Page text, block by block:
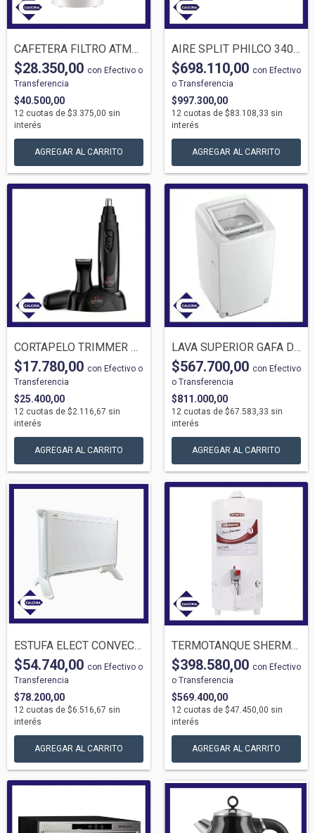
CAFETERA FILTRO ATMA 2180P 0.6LTS BLANCA...
$40.500,00
$28.350,00 con Efectivo o
Transferencia
12 cuotas de $3.375,00 sin
interés
AIRE SPLIT PHILCO 3400W F/C PHS32HA3AN
$997.300,00
$698.110,00 con Efectivo
o Transferencia
12 cuotas de $83.108,33 sin
interés
CORTAPELO TRIMMER GAMA T512 5445 NARIZ
$25.400,00
$17.780,00 con Efectivo o
Transferencia
12 cuotas de $2.116,67 sin
interés
LAVA SUPERIOR GAFA DIGI FIT 4PROG 6.5KG
$811.000,00
$567.700,00 con Efectivo
o Transferencia
12 cuotas de $67.583,33 sin
interés
ESTUFA ELECT CONVECTOR MAGICLICK C1215 8...
$78.200,00
$54.740,00 con Efectivo o
Transferencia
12 cuotas de $6.516,67 sin
interés
TERMOTANQUE SHERMAN 80LTS MULTIGAS SUP D...
$569.400,00
$398.580,00 con Efectivo
o Transferencia
12 cuotas de $47.450,00 sin
interés